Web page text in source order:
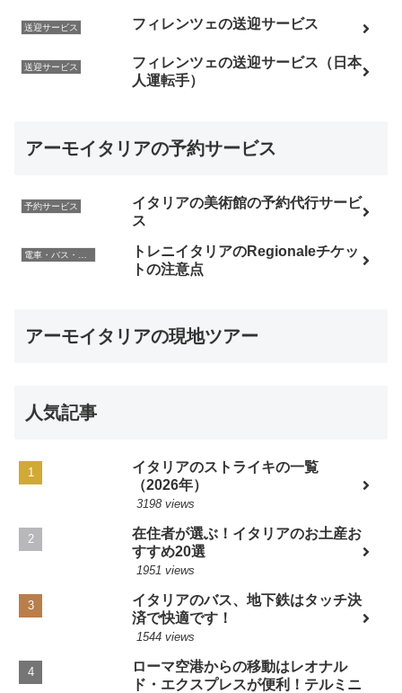
送迎サービス フィレンツェの送迎サービス
送迎サービス
フィレンツェの送迎サービス（日本
人運転手）
アーモイタリアの予約サービス
予約サービス
イタリアの美術館の予約代行サービ
ス
トレニイタリアのRegionaleチケッ
トの注意点
アーモイタリアの現地ツアー
人気記事
イタリアのストライキの一覧
（2026年）
3198 views
在住者が選ぶ！イタリアのお土産お
すすめ20選
1951 views
イタリアのバス、地下鉄はタッチ決
済で快適です！
1544 views
ローマ空港からの移動はレオナル
ド・エクスプレスが便利！テルミニ